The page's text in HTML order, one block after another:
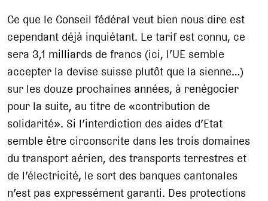
Ce que le Conseil fédéral veut bien nous dire est
cependant déjà inquiétant. Le tarif est connu, ce
sera 3,1 milliards de francs (ici, l’UE semble
accepter la devise suisse plutôt que la sienne…)
sur les douze prochaines années, à renégocier
pour la suite, au titre de «contribution de
solidarité». Si l’interdiction des aides d’Etat
semble être circonscrite dans les trois domaines
du transport aérien, des transports terrestres et
de l’électricité, le sort des banques cantonales
n’est pas expressément garanti. Des protections